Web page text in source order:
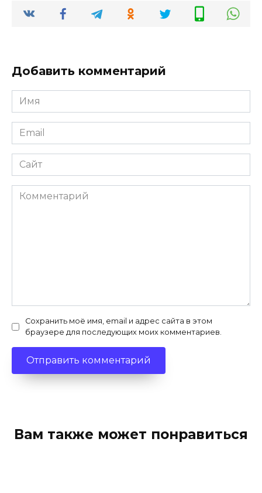
Добавить комментарий
Имя
*
Email
*
Сайт
Комментарий
Сохранить моё имя, email и адрес сайта в этом
браузере для последующих моих комментариев.
Вам также может понравиться